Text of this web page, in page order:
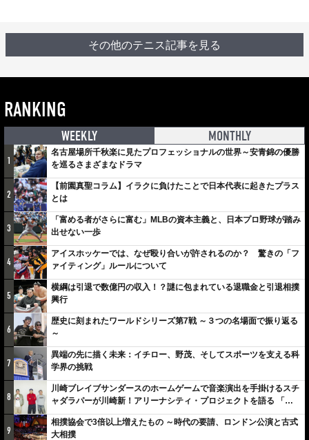
その他のテニス記事を見る
RANKING
WEEKLY MONTHLY
1
名古屋場所千秋楽に見たプロフェッショナルの世界～安青錦の優勝
を巡るさまざまなドラマ
2
【前園真聖コラム】イラクに負けたことで日本代表に起きたプラス
とは
3
「富める者がさらに富む」MLBの資本主義と、日本プロ野球が踏み
出せない一歩
4
アイスホッケーでは、なぜ殴り合いが許されるのか？ 驚きの「フ
ァイティング」ルールについて
5
横綱は引退で数億円の収入！？謎に包まれている退職金と引退相撲
興行
6
歴史に刻まれたワールドシリーズ第7戦 ～３つの名場面で振り返る
～
7
異端の先に描く未来：イチロー、野茂、そしてスポーツを支える科
学界の挑戦
8
川崎ブレイブサンダースのホームゲームで音楽演出を手掛けるスチ
ャダラパーが川崎新！アリーナシティ・プロジェクトを語る 「楽
しみでしかないでしょ。川崎は、ずっと成長曲線だから」
9
相撲協会で3倍以上増えたもの ～時代の要請、ロンドン公演と古式
大相撲